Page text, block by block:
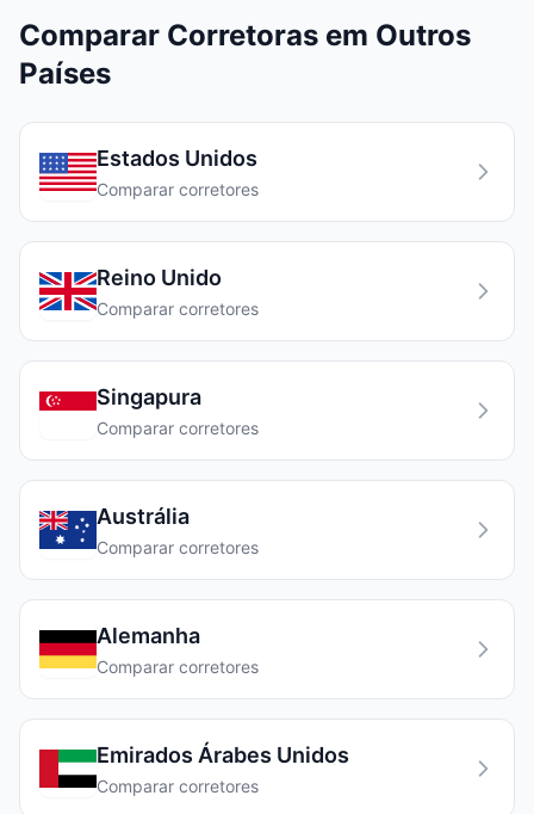
Comparar Corretoras em Outros
Países
Estados Unidos
Comparar corretores
Reino Unido
Comparar corretores
Singapura
Comparar corretores
Austrália
Comparar corretores
Alemanha
Comparar corretores
Emirados Árabes Unidos
Comparar corretores